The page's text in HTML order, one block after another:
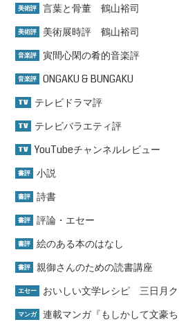
美術評 言葉と骨董 鶴山裕司
美術評 美術展時評 鶴山裕司
音楽評 寅間心閑の肴的音楽評
音楽評 ONGAKU & BUNGAKU
TV テレビドラマ評
TV テレビバラエティ評
TV YouTubeチャンネルレビュー
書評 小説
書評 詩書
書評 評論・エセー
書評 絵のある本のはなし
書評 親御さんのための読書講座
エセー おいしい文学レシピ 三日月ク
マンガ 連載マンガ『もしかして文豪